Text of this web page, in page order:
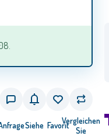
Siehe FavoritVergleichen
Sie